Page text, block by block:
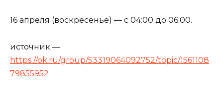
16 апреля (воскресенье) — с 04:00 до 06:00.
источник —
https://ok.ru/group/53319064092752/topic/1561108
79855952